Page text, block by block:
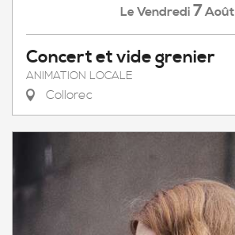
Le Vendredi 7Août
Concert et vide grenier
ANIMATION LOCALE
Collorec